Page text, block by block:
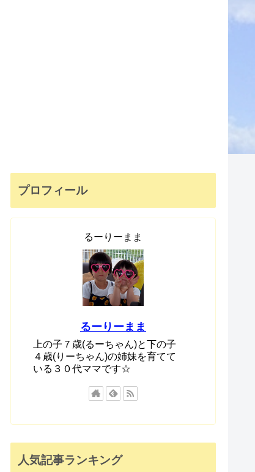
プロフィール
るーりーまま
るーりーまま
上の子７歳(るーちゃん)と下の子
４歳(りーちゃん)の姉妹を育てて
いる３０代ママです☆
人気記事ランキング